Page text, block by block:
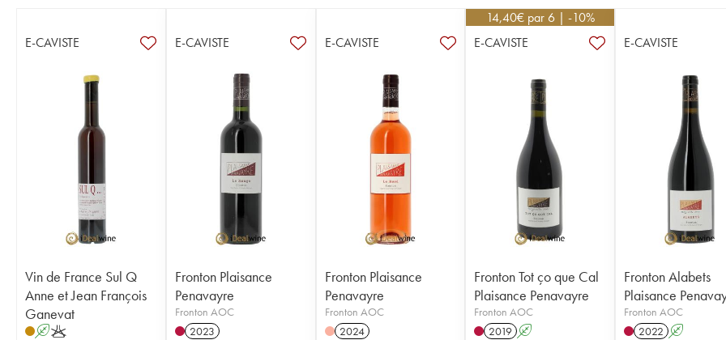
E-CAVISTE
Vin de France Sul Q
Anne et Jean François
Ganevat
AK
E-CAVISTE
Fronton Plaisance
Penavayre
Fronton AOC
2023
E-CAVISTE
Fronton Plaisance
Penavayre
Fronton AOC
2024
14,40€ par 6 | -10%
E-CAVISTE
Fronton Tot ço que Cal
Plaisance Penavayre
Fronton AOC
2019 A
E-CAVISTE
Fronton Alabets
Plaisance
Fronton AOC
2022 A